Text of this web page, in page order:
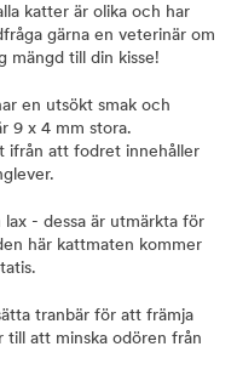
katter är olika och har
gärna en veterinär om
mängd till din kisse!
en utsökt smak och
9 x 4 mm stora.
ifrån att fodret innehåller
- dessa är utmärkta för
här kattmaten kommer
tranbär för att främja
till att minska odören från